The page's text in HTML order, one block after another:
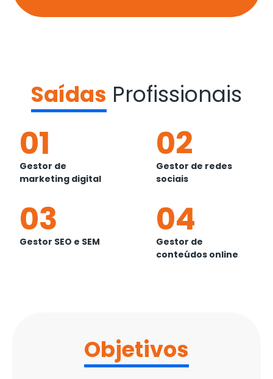
Saídas Profissionais
01
Gestor de
marketing digital
02
Gestor de redes
sociais
03
Gestor SEO e SEM
04
Gestor de
conteúdos online
Objetivos